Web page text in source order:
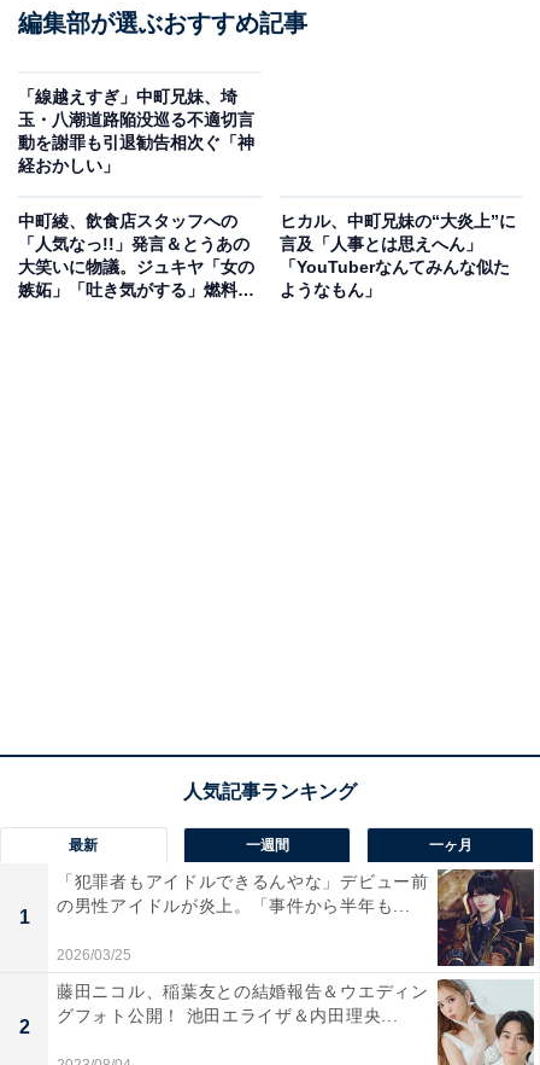
編集部が選ぶおすすめ記事
「線越えすぎ」中町兄妹、埼
玉・八潮道路陥没巡る不適切言
動を謝罪も引退勧告相次ぐ「神
経おかしい」
中町綾、飲食店スタッフへの
「人気なっ!!」発言＆とうあの
大笑いに物議。ジュキヤ「女の
嫉妬」「吐き気がする」燃料投
ヒカル、中町兄妹の“大炎上”に
言及「人事とは思えへん」
「YouTuberなんてみんな似た
ようなもん」
最新 一週間 一ヶ月
1
「犯罪者もアイドルできるんやな」デビュー前
の男性アイドルが炎上。「事件から半年も...
2026/03/25
2
藤田ニコル、稲葉友との結婚報告＆ウエディン
グフォト公開！ 池田エライザ＆内田理央...